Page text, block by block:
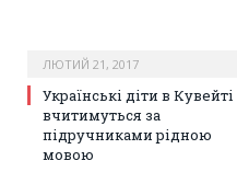
ЛЮТИЙ 21, 2017
Українські діти в Кувейті
вчитимуться за
підручниками рідною
мовою